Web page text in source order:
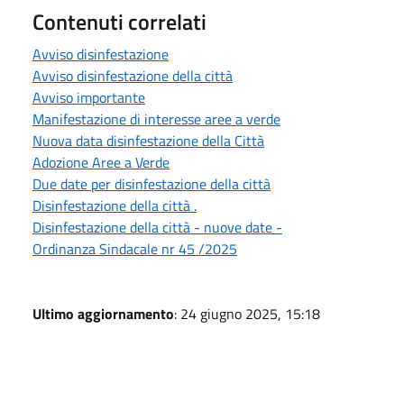
Contenuti correlati
Avviso disinfestazione
Avviso disinfestazione della città
Avviso importante
Manifestazione di interesse aree a verde
Nuova data disinfestazione della Città
Adozione Aree a Verde
Due date per disinfestazione della città
Disinfestazione della città .
Disinfestazione della città - nuove date -
Ordinanza Sindacale nr 45 /2025
Ultimo aggiornamento: 24 giugno 2025, 15:18